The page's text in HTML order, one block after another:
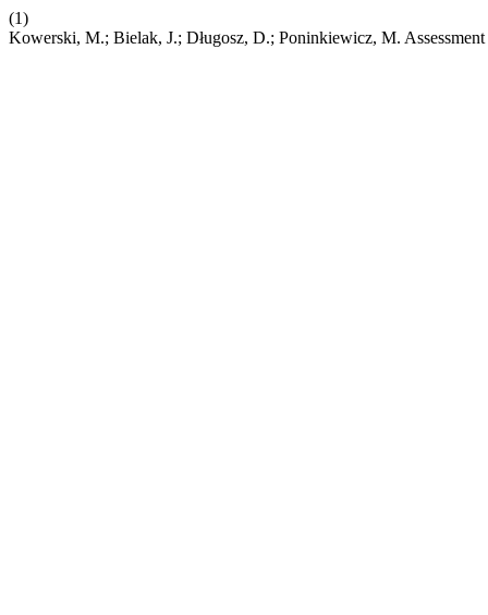
(1)
Kowerski, M.; Bielak, J.; Długosz, D.; Poninkiewicz, M.